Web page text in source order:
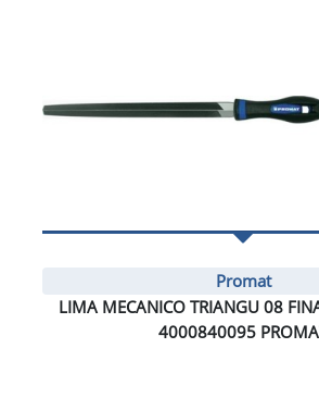
Promat
LIMA MECANICO TRIANGU 08
4000840095